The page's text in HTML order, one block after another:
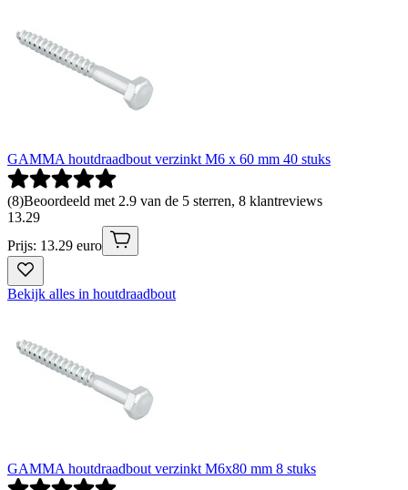
GAMMA houtdraadbout verzinkt M6 x 60 mm 40 stuks
(8)Beoordeeld met 2.9 van de 5 sterren, 8 klantreviews
13.29
Prijs: 13.29 euro
Bekijk alles in houtdraadbout
GAMMA houtdraadbout verzinkt M6x80 mm 8 stuks